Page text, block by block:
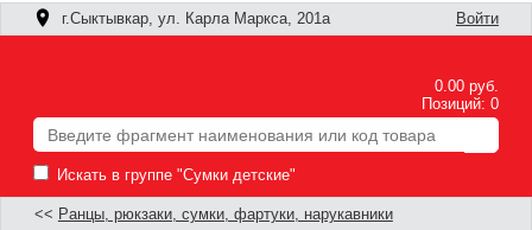
г.Сыктывкар, ул. Карла Маркса, 201а Войти
0.00 руб.
Позиций: 0
Искать в группе "Сумки детские"
<< Ранцы, рюкзаки, сумки, фартуки, нарукавники